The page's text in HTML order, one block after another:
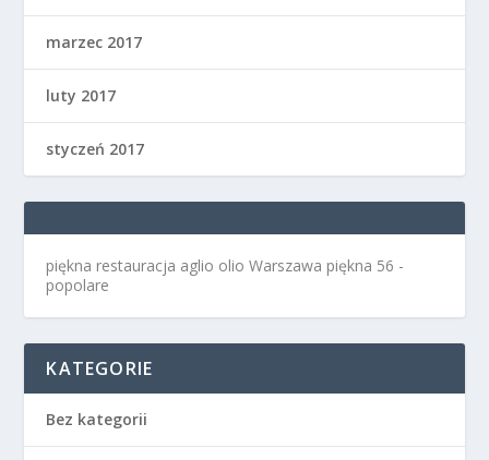
marzec 2017
luty 2017
styczeń 2017
piękna restauracja aglio olio Warszawa piękna 56 -
popolare
KATEGORIE
Bez kategorii